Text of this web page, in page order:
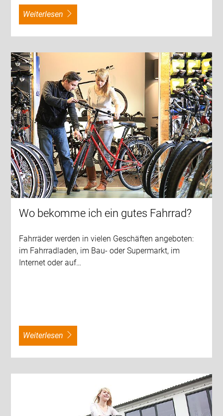
weiterlesen
Wo bekomme ich ein gutes Fahrrad?
Fahrräder werden in vielen Geschäften angeboten:
im Fahrradladen, im Bau- oder Supermarkt, im
Internet oder auf…
weiterlesen